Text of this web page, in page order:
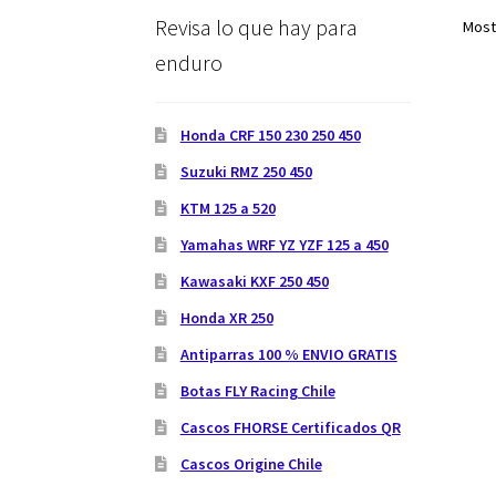
Revisa lo que hay para
enduro
Honda CRF 150 230 250 450
Suzuki RMZ 250 450
KTM 125 a 520
Yamahas WRF YZ YZF 125 a 450
Kawasaki KXF 250 450
Honda XR 250
Antiparras 100 % ENVIO GRATIS
Botas FLY Racing Chile
Cascos FHORSE Certificados QR
Cascos Origine Chile